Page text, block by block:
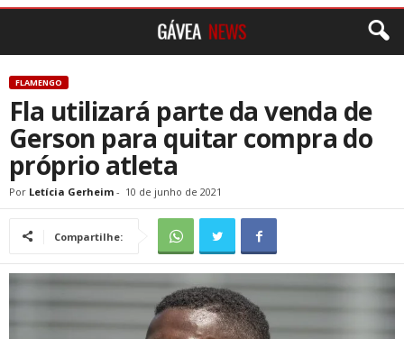
FLAMENGO
Fla utilizará parte da venda de
Gerson para quitar compra do
próprio atleta
Por Letícia Gerheim - 10 de junho de 2021
Compartilhe: